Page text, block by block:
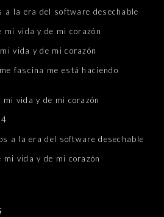
a la era del software desechable
mi vida y de mi corazón
vida y de mi corazón
fascina me está haciendo
mi vida y de mi corazón
a la era del software desechable
mi vida y de mi corazón